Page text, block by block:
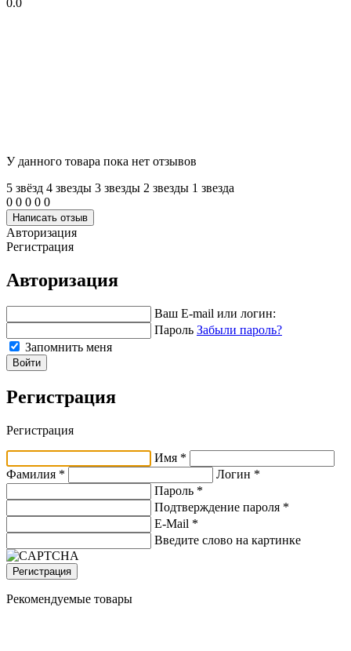
У данного товара пока нет отзывов
5 звёзд 4 звeзды 3 звeзды 2 звeзды 1 звeзда
0 0 0 0 0
Написать отзыв
Авторизация
Регистрация
Авторизация
Ваш E-mail или логин:
Пароль Забыли пароль?
Запомнить меня
Войти
Регистрация
Регистрация
Имя *
Фамилия *
Логин *
Пароль *
Подтверждение пароля *
E-Mail *
Введите слово на картинке
Регистрация
Рекомендуемые товары